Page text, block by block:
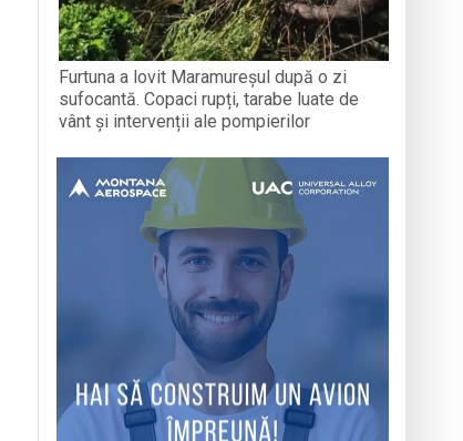
Furtuna a lovit Maramureșul după o zi
sufocantă. Copaci rupți, tarabe luate de
vânt și intervenții ale pompierilor